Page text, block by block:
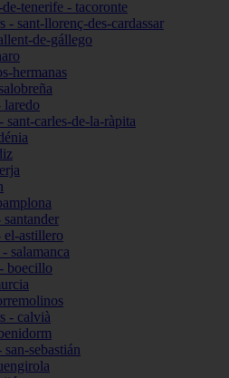
tenerife - tacoronte
- sant-llorenç-des-cardassar
de-gállego
hermanas
laredo
sant-carles-de-la-ràpita
el-astillero
salamanca
boecillo
- calvià
sebastián